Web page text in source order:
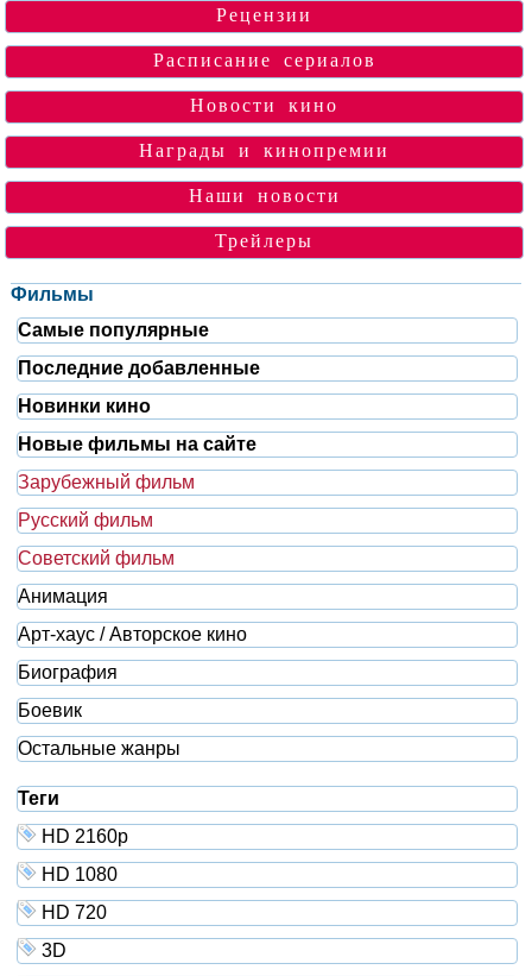
Рецензии
Расписание сериалов
Новости кино
Награды и кинопремии
Наши новости
Трейлеры
Фильмы
Самые популярные
Последние добавленные
Новинки кино
Новые фильмы на сайте
Зарубежный фильм
Русский фильм
Советский фильм
Анимация
Арт-хаус / Авторское кино
Биография
Боевик
Остальные жанры
Теги
HD 2160р
HD 1080
HD 720
3D